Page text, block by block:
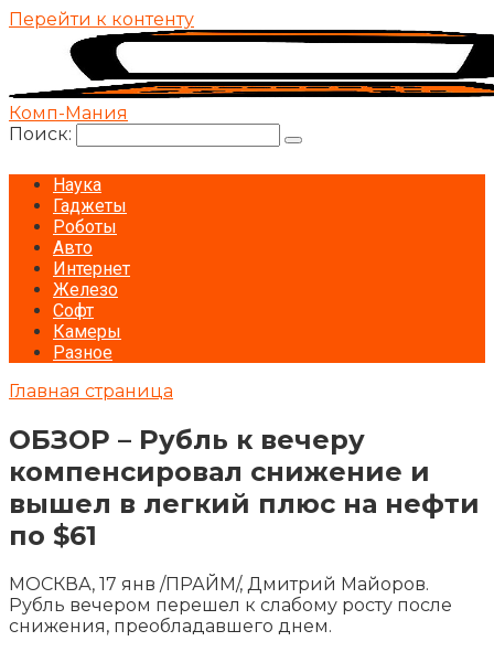
Перейти к контенту
Комп-Мания
Поиск:
Наука
Гаджеты
Роботы
Авто
Интернет
Железо
Софт
Камеры
Разное
Главная страница
ОБЗОР – Рубль к вечеру
компенсировал снижение и
вышел в легкий плюс на нефти
по $61
МОСКВА, 17 янв /ПРАЙМ/, Дмитрий Майоров.
Рубль вечером перешел к слабому росту после
снижения, преобладавшего днем.